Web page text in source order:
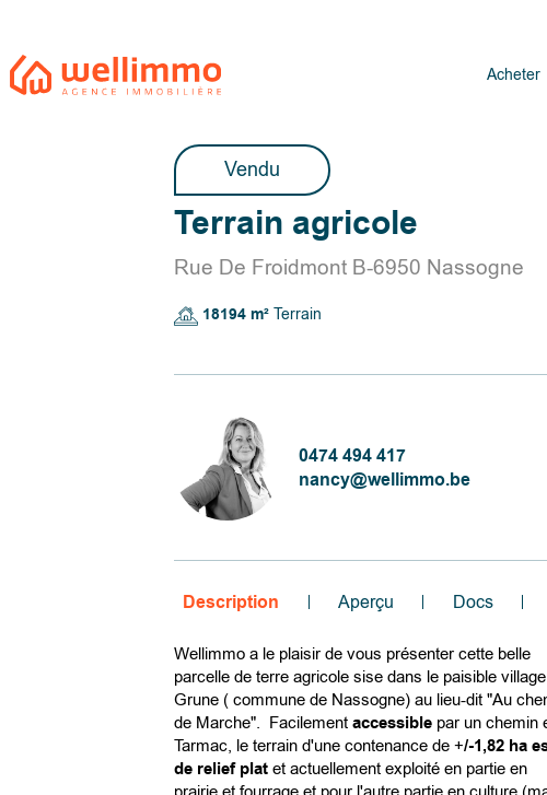
Acheter
Vendu
Terrain agricole
Rue De Froidmont B-6950 Nassogne
18194 m² Terrain
0474 494 417
nancy@wellimmo.be
Description Aperçu Docs
Wellimmo a le plaisir de vous présenter cette belle
parcelle de terre agricole sise dans le paisible
Grune ( commune de Nassogne) au lieu-dit "Au
de Marche". Facilement accessible par un chemin
Tarmac, le terrain d'une contenance de +/-1,82 ha
de relief plat et actuellement exploité en partie en